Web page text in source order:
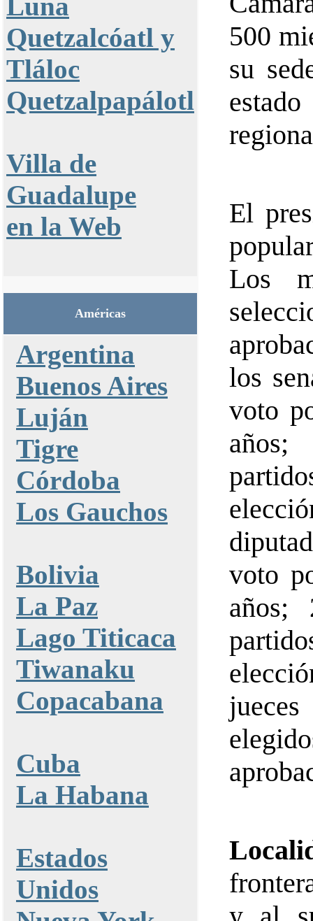
Quetzalcóatl y
Tláloc
Quetzalpapálotl
Villa de
Guadalupe
en la Web
Américas
Argentina
Buenos Aires
Luján
Tigre
Córdoba
Los Gauchos
Bolivia
La Paz
Lago Titicaca
Tiwanaku
Copacabana
Cuba
La Habana
Estados
Unidos
500
su
El
Los
los
voto
años;
voto
años;